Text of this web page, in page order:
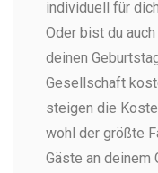
individuell für
Oder bist du
deinen
Gesellschaft
steigen die
wohl der größte
Gäste an deinem